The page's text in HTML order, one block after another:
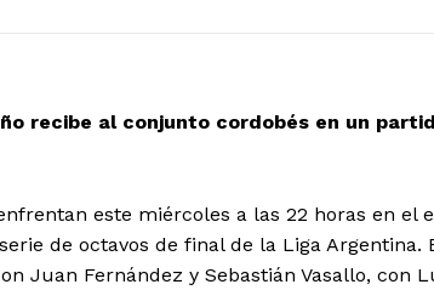
recibe al conjunto cordobés en un
este miércoles a las 22 horas en el
de octavos de final de la Liga Argentina.
Juan Fernández y Sebastián Vasallo, con